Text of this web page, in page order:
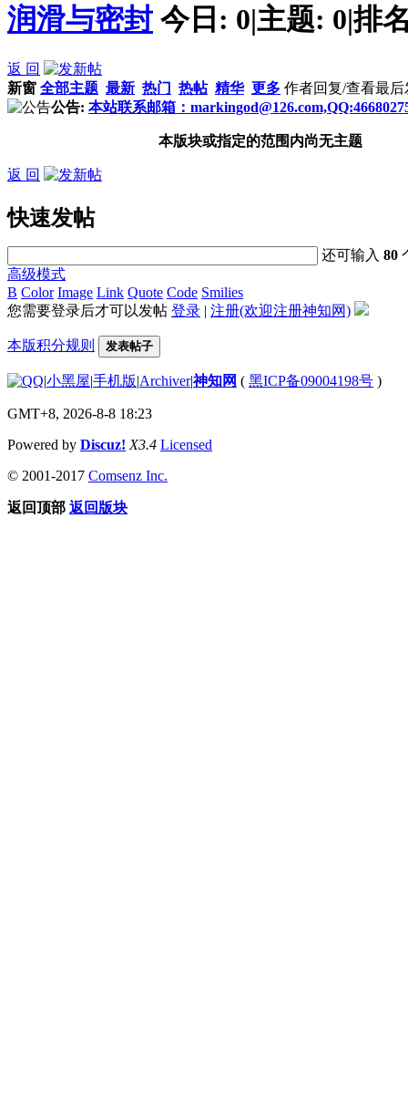
润滑与密封 今日: 0|主题: 0|排
返 回
新窗 全部主题 最新 热门 热帖 精华 更多 作者回复/查看最后
公告: 本站联系邮箱：
本版块或指定的范围内尚无主题
返 回
快速发帖
还可输入80
高级模式
B Color Image Link Quote Code Smilies
您需要登录后才可以发帖 登录 | 注册(欢迎注册神知网)
本版积分规则 发表帖子
|小黑屋|手机版|Archiver|神知网 ( 黑ICP备09004198号 )
GMT+8, 2026-8-8 18:23
Powered by Discuz! X3.4 Licensed
© 2001-2017 Comsenz Inc.
返回顶部 返回版块